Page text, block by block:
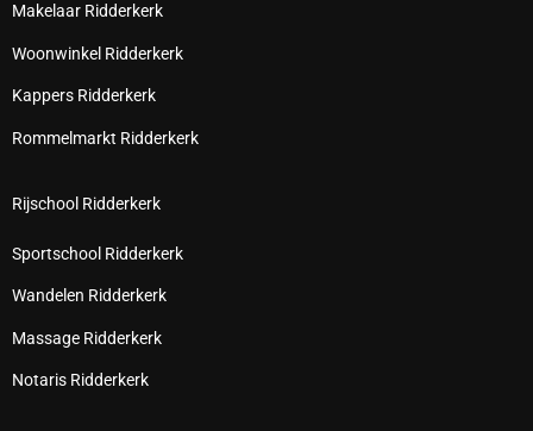
Makelaar Ridderkerk
Woonwinkel Ridderkerk
Kappers Ridderkerk
Rommelmarkt Ridderkerk
Rijschool Ridderkerk
Sportschool Ridderkerk
Wandelen Ridderkerk
Massage Ridderkerk
Notaris Ridderkerk